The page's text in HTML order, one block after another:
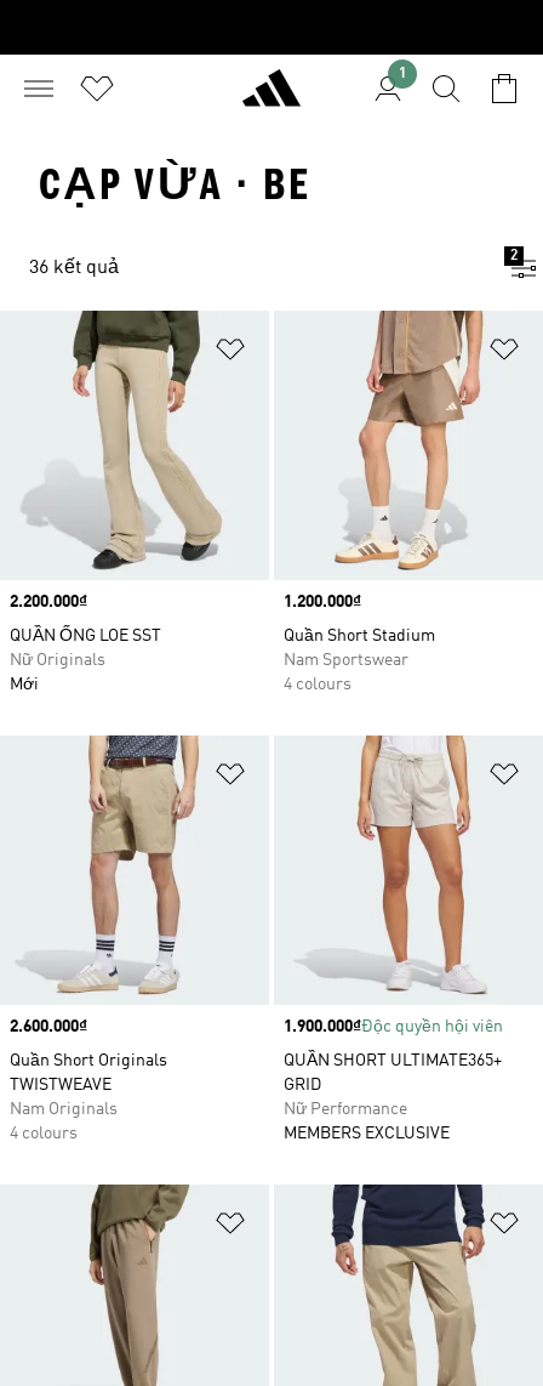
1
CẠP VỪA · BE
36 kết quả
2
Add to Wishlist
Price
2.200.000₫
QUẦN ỐNG LOE SST
Nữ Originals
Mới
Price
1.200.000₫
Quần Short Stadium
Nam Sportswear
4 colours
Add to Wishlist
Price
2.600.000₫
Quần Short Originals
TWISTWEAVE
Nam Originals
4 colours
Price
1.900.000₫Độc quyền hội viên
QUẦN SHORT ULTIMATE365+
GRID
Nữ Performance
MEMBERS EXCLUSIVE
Add to Wishlist